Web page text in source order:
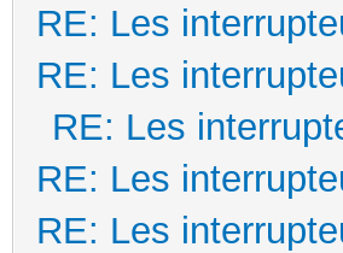
RE: Les
RE: Les
RE: Les
RE: Les
RE: Les